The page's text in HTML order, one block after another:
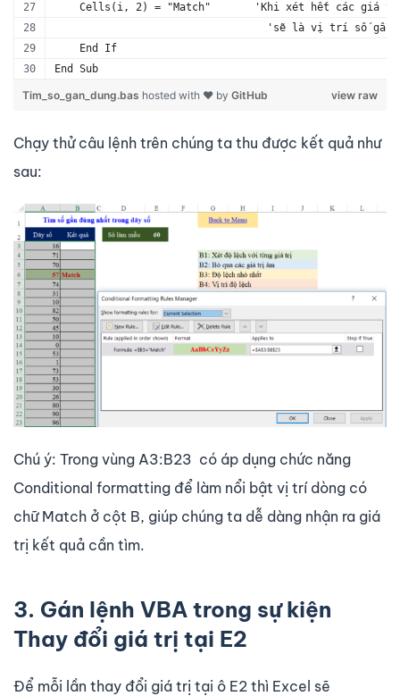
Cells(i, 2) = "Match"       'Khi xét hết các giá
'sẽ là vị trí số gần
    End If
End Sub
view raw
Tim_so_gan_dung.bas hosted with ❤ by GitHub
Chạy thử câu lệnh trên chúng ta thu được kết quả như
sau:
Chú ý: Trong vùng A3:B23 có áp dụng chức năng
Conditional formatting để làm nổi bật vị trí dòng có
chữ Match ở cột B, giúp chúng ta dễ dàng nhận ra giá
trị kết quả cần tìm.
3. Gán lệnh VBA trong sự kiện
Thay đổi giá trị tại E2
Để mỗi lần thay đổi giá trị tại ô E2 thì Excel sẽ